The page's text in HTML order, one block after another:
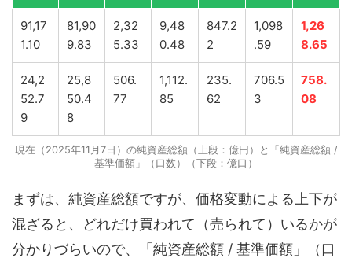
91,17
1.10
81,90
9.83
2,32
5.33
9,48
0.48
847.2
2
1,098
.59
1,26
8.65
24,2
52.7
9
25,8
50.4
8
506.
77
1,112.
85
235.
62
706.5
3
758.
08
現在（2025年11月7日）の純資産総額（上段：億円）と「純資産総額 /
基準価額」（口数）（下段：億口）
まずは、純資産総額ですが、価格変動による上下が
混ざると、どれだけ買われて（売られて）いるかが
分かりづらいので、「純資産総額 / 基準価額」（口